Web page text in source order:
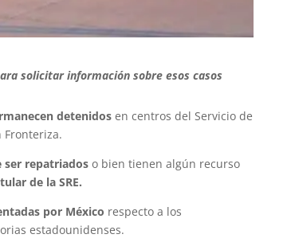
solicitar información sobre esos casos
detenidosen centros del Servicio de
Fronteriza.
ser repatriadoso bien tienen algún recurso
de la SRE.
por México respecto a los
estadounidenses.